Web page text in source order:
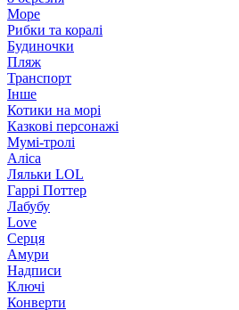
Море
Рибки та коралі
Будиночки
Пляж
Транспорт
Інше
Котики на морі
Казкові персонажі
Мумі-тролі
Аліса
Ляльки LOL
Гаррі Поттер
Лабубу
Love
Серця
Амури
Надписи
Ключі
Конверти